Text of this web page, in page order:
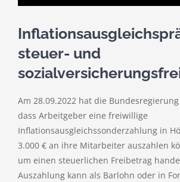
steuer- und
Am 28.09.2022 hat die
dass Arbeitgeber eine freiwillige
Inflationsausgleichssonderzahlung in
3.000 € an ihre Mitarbeiter auszahlen
um einen steuerlichen Freibetrag
Auszahlung kann als Barlohn oder in